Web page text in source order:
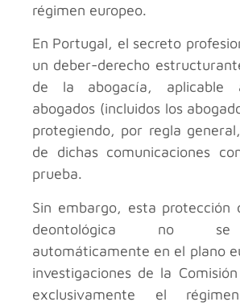
régimen europeo.
En Portugal, el secreto
un deber-derecho
de la abogacía, aplicable
abogados (incluidos los
protegiendo, por regla
de dichas comunicaciones
prueba.
Sin embargo, esta protección
deontológica no se
automáticamente en el plano
investigaciones de la
exclusivamente el